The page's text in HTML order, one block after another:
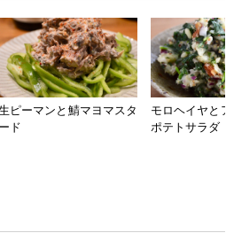
ピーマンと鯖マヨマスタ
ード
モロヘイヤと
ポテトサラダ